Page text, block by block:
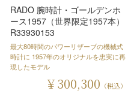
RADO 腕時計・ゴールデンホ
ース1957（世界限定1957本）
R33930153
最大80時間のパワーリザーブの機械式
時計に 1957年のオリジナルを忠実に再
現したモデル
￥300,300 （税込）